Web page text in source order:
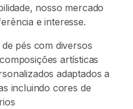
nosso mercado
e interesse.
pés com diversos
artísticas
adaptados a
incluindo cores de